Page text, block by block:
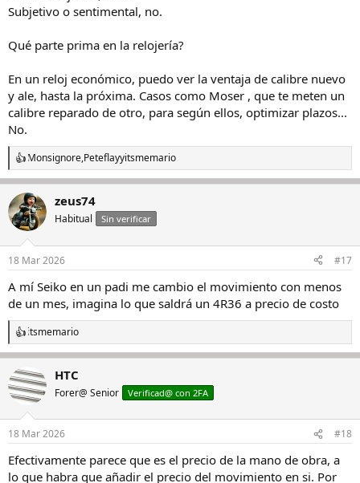
Subjetivo o sentimental, no.
Qué parte prima en la relojería?
En un reloj económico, puedo ver la ventaja de calibre nuevo
y ale, hasta la próxima. Casos como Moser , que te meten un
calibre reparado de otro, para según ellos, optimizar plazos...
No.
R
e
c
c
i
e
:
Monsignore,Peteflayyitsmemario
zeus74
Habitual Sin verificar
18 Mar 2026 #17
A mí Seiko en un padi me cambio el movimiento con menos
de un mes, imagina lo que saldrá un 4R36 a precio de costo
R
e
a
c
c
i
n
e
s
:
itsmemario
HTC
Forer@ Senior Verificad@ con 2FA
18 Mar 2026 #18
Efectivamente parece que es el precio de la mano de obra, a
lo que habra que añadir el precio del movimiento en si. Por